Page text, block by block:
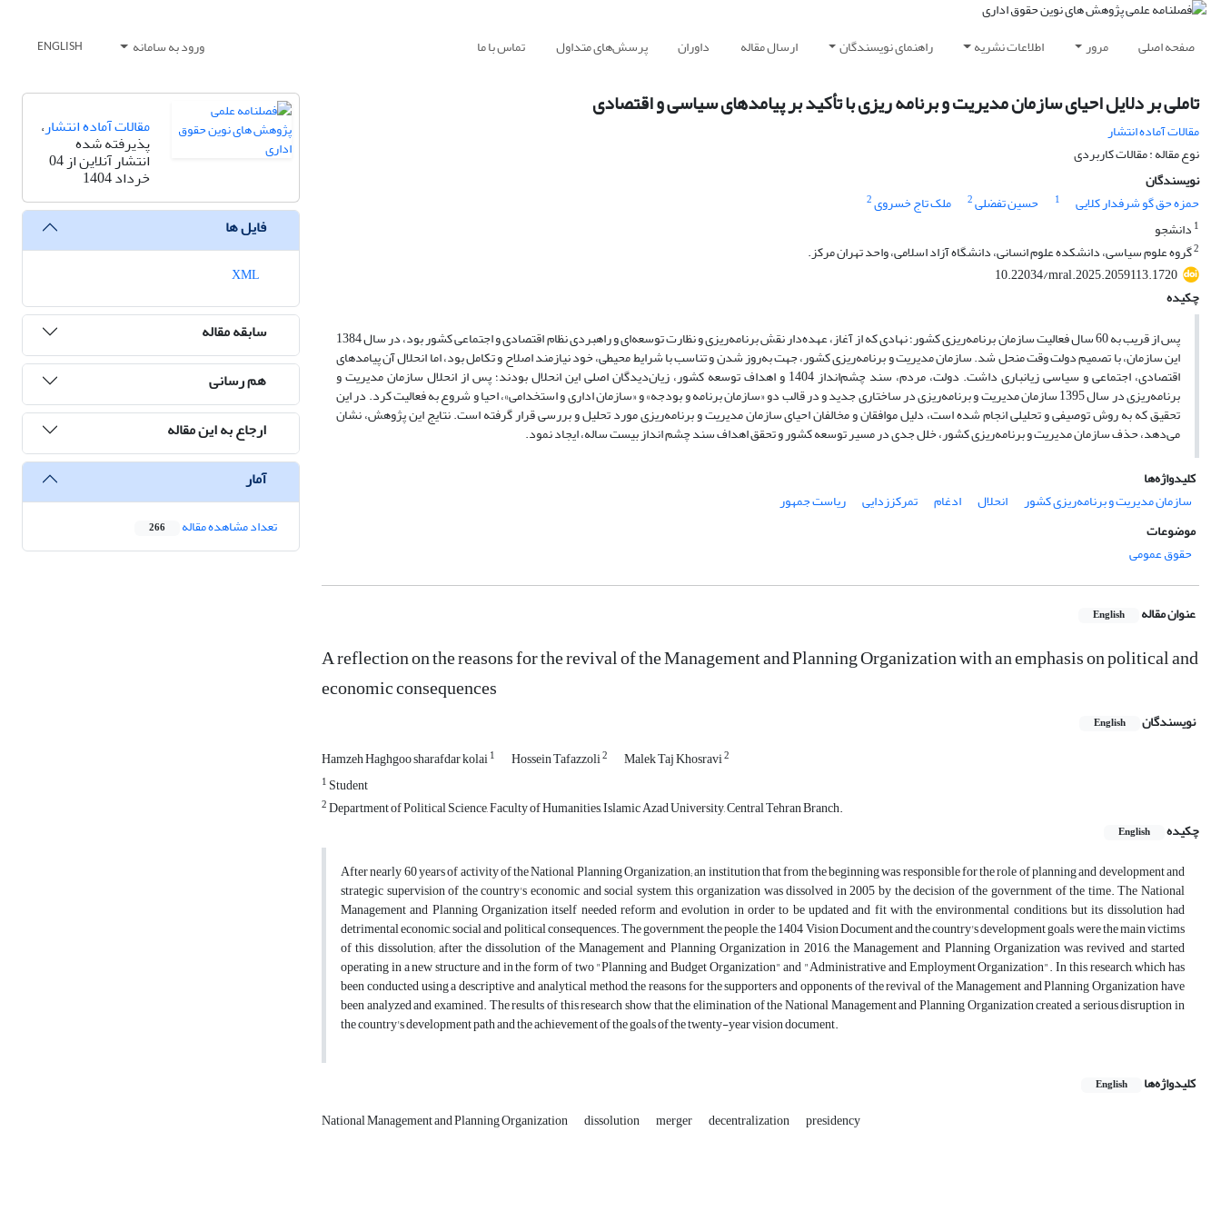
صفحه اصلی مرور اطلاعات نشریه راهنمای نویسندگان ارسال مقاله داوران پرسش‌های متداول تماس با ما ورود به سامانه ENGLISH
تاملی بر دلایل احیای سازمان مدیریت و برنامه ریزی با تأکید بر پیامدهای سیاسی و اقتصادی
مقالات آماده انتشار
نوع مقاله : مقالات کاربردی
نویسندگان
حمزه حق گو شرفدار کلایی
1 حسین تفضلی2 ملک تاج خسروی2
1 دانشجو
2گروه علوم سیاسی، دانشکده علوم انسانی، دانشگاه آزاد اسلامی، واحد تهران مرکز.
10.22034/mral.2025.2059113.1720
چکیده
پس از قریب به 60 سال فعالیت سازمان برنامه‌ریزی کشور؛ نهادی که از آغاز، عهده‌دار نقش برنامه‌ریزی و نظارت توسعه‌ای و راهبردی نظام اقتصادی و اجتماعی کشور بود، در سال 1384
این سازمان، با تصمیم دولت وقت منحل شد. سازمان مدیریت و برنامه‌ریزی کشور، جهت به‌روز شدن و تناسب با شرایط محیطی، خود نیازمند اصلاح و تکامل بود، اما انحلال آن پیامدهای
اقتصادی، اجتماعی و سیاسی زیانباری داشت. دولت، مردم، سند چشم‌انداز 1404 و اهداف توسعه کشور، زیان‌دیدگان اصلی این انحلال بودند؛ پس از انحلال سازمان مدیریت و
برنامه‌ریزی در سال 1395 سازمان مدیریت و برنامه‌ریزی در ساختاری جدید و در قالب دو «سازمان برنامه و بودجه» و «سازمان اداری و استخدامی»، احیا و شروع به فعالیت کرد. در این
تحقیق که به روش توصیفی و تحلیلی انجام شده است، دلیل موافقان و مخالفان احیای سازمان مدیریت و برنامه‌ریزی مورد تحلیل و بررسی قرار گرفته است. نتایج این پژوهش، نشان
می‌دهد، حذف سازمان مدیریت و برنامه‌ریزی کشور، خلل جدی در مسیر توسعه کشور و تحقق اهداف سند چشم انداز بیست ساله، ایجاد نمود.
کلیدواژه‌ها
سازمان مدیریت و برنامه‌ریزی کشور
انحلال ادغام تمرکززدایی
ریاست جمهور
موضوعات
حقوق عمومی
عنوان مقاله English
A reflection on the reasons for the revival of the Management and Planning Organization with an emphasis on political and
economic consequences
نویسندگان English
Hamzeh Haghgoo sharafdar kolai1 Hossein Tafazzoli2 Malek Taj Khosravi2
1 Student
2Department of Political Science, Faculty of Humanities, Islamic Azad University, Central Tehran Branch.
چکیده
English
After nearly 60 years of activity of the National Planning Organization; an institution that from the beginning was responsible for the role of planning and development and
strategic supervision of the country's economic and social system, this organization was dissolved in 2005 by the decision of the government of the time. The National
Management and Planning Organization itself needed reform and evolution in order to be updated and fit with the environmental conditions, but its dissolution had
detrimental economic, social and political consequences. The government, the people, the 1404 Vision Document and the country's development goals were the main victims
of this dissolution; after the dissolution of the Management and Planning Organization in 2016, the Management and Planning Organization was revived and started
operating in a new structure and in the form of two "Planning and Budget Organization" and "Administrative and Employment Organization". In this research, which has
been conducted using a descriptive and analytical method, the reasons for the supporters and opponents of the revival of the Management and Planning Organization have
been analyzed and examined. The results of this research show that the elimination of the National Management and Planning Organization created a serious disruption in
the country's development path and the achievement of the goals of the twenty-year vision document.
کلیدواژه‌ها English
National Management and Planning Organization dissolution merger decentralization presidency
مقالات آماده انتشار،
پذیرفته شده
انتشار آنلاین از 04
خرداد 1404
فایل ها
سابقه مقاله
هم رسانی
ارجاع به این مقاله
آمار
تعداد مشاهده مقاله 266